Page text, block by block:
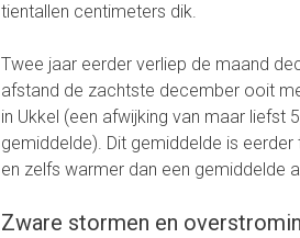
tientallen centimeters dik.
Twee jaar eerder verliep de maand
afstand de zachtste december ooit
in Ukkel (een afwijking van maar liefst
gemiddelde). Dit gemiddelde is
en zelfs warmer dan een gemiddelde
Zware stormen en